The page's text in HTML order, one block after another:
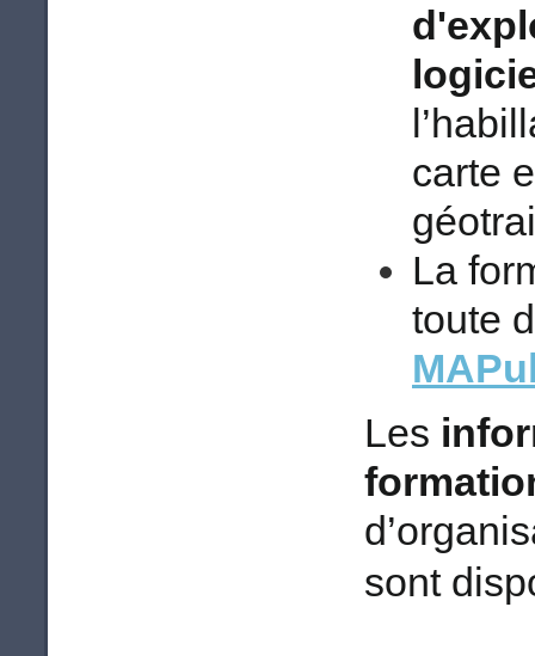
carte
La
toute
Les
sont